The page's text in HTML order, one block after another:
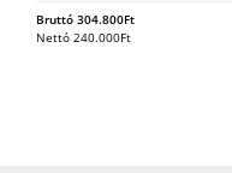
Bruttó 304.800Ft
Nettó 240.000Ft